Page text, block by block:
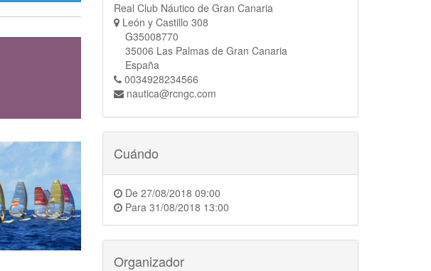
Real Club Náutico de Gran Canaria
León y Castillo 308
G35008770
35006 Las Palmas de Gran Canaria
España
0034928234566
nautica@rcngc.com
Cuándo
De 27/08/2018 09:00
Para 31/08/2018 13:00
Organizador